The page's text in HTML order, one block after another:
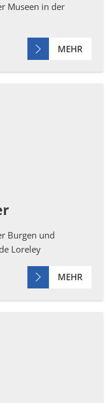
Museen in der
MEHR
Burgen und
Loreley
MEHR